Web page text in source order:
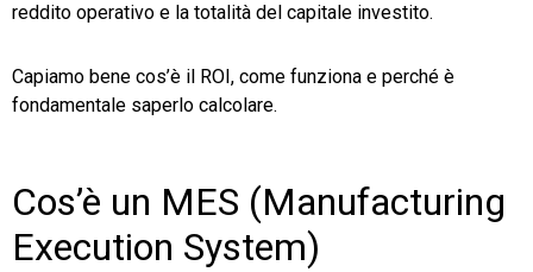
reddito operativo e la totalità del capitale investito.
Capiamo bene cos’è il ROI, come funziona e perché è
fondamentale saperlo calcolare.
Cos’è un MES (Manufacturing
Execution System)